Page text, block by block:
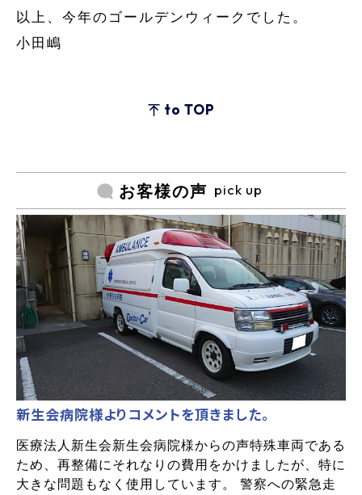
以上、今年のゴールデンウィークでした。
小田嶋
to TOP
お客様の声 pick up
新生会病院様よりコメントを頂きました。
医療法人新生会新生会病院様からの声特殊車両である
ため、再整備にそれなりの費用をかけましたが、特に
大きな問題もなく使用しています。 警察への緊急走